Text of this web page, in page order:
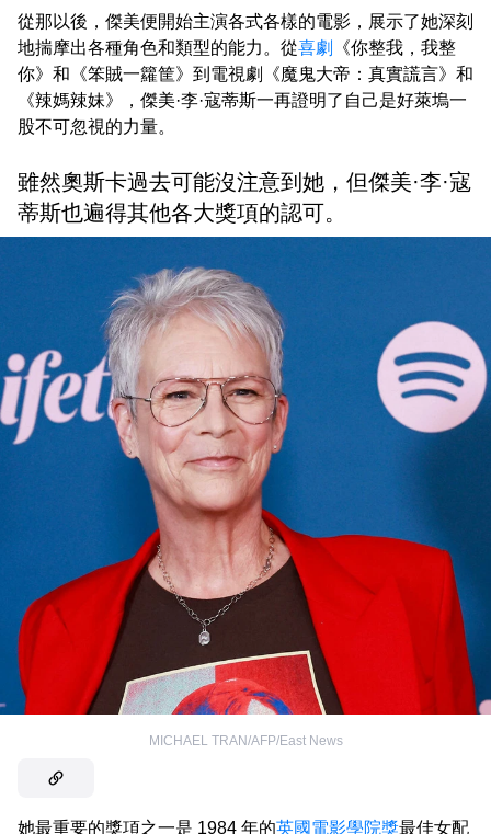
從那以後，傑美便開始主演各式各樣的電影，展示了她深刻
地揣摩出各種角色和類型的能力。從喜劇
《你整我，我整
你》和《笨賊一籮筐》到電視劇《魔鬼大帝：真實謊言》和
《辣媽辣妹》，傑美·李·寇蒂斯一再證明了自己是好萊塢一
股不可忽視的力量。
雖然奧斯卡過去可能沒注意到她，但傑美·李·寇
蒂斯也遍得其他各大獎項的認可。
MICHAEL TRAN/AFP/East News
她最重要的獎項之一是 1984 年的英國電影學院獎最佳女配